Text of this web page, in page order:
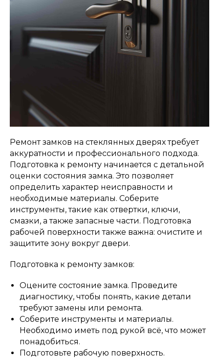
Ремонт замков на стеклянных дверях требует
аккуратности и профессионального подхода.
Подготовка к ремонту начинается с детальной
оценки состояния замка. Это позволяет
определить характер неисправности и
необходимые материалы. Соберите
инструменты, такие как отвертки, ключи,
смазки, а также запасные части. Подготовка
рабочей поверхности также важна: очистите и
защитите зону вокруг двери.
Подготовка к ремонту замков:
Оцените состояние замка. Проведите
диагностику, чтобы понять, какие детали
требуют замены или ремонта.
Соберите инструменты и материалы.
Необходимо иметь под рукой всё, что может
понадобиться.
Подготовьте рабочую поверхность.